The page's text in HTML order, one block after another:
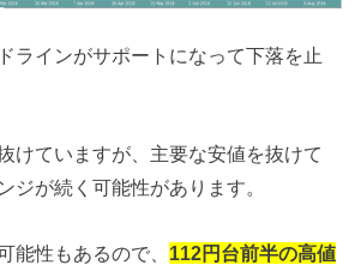
ラインがサポートになって下落を止
けていますが、主要な安値を抜けて
ジが続く可能性があります。
能性もあるので、 112円台前半の高値